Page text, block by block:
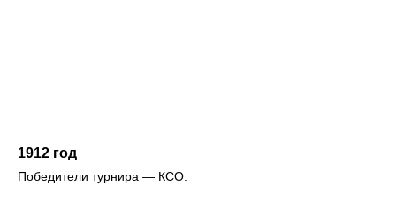
1912 год
Победители турнира — КСО.